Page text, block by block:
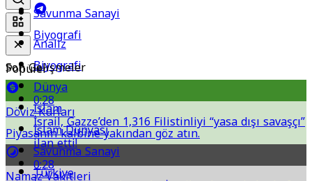
Popüler
Döviz Kurları
Piyasanın kalbine yakından göz atın.
Namaz Vakitleri
Analiz
Biyografi
Dünya
İslam
İslam Dünyası
Savunma Sanayi
Türkiye
Savunma Sanayi
Biyografi
Son Gelişmeler
0:28
İsrail, Gazze’den 1,316 Filistinliyi “yasa dışı savaşçı”
ilan etti!
0:28